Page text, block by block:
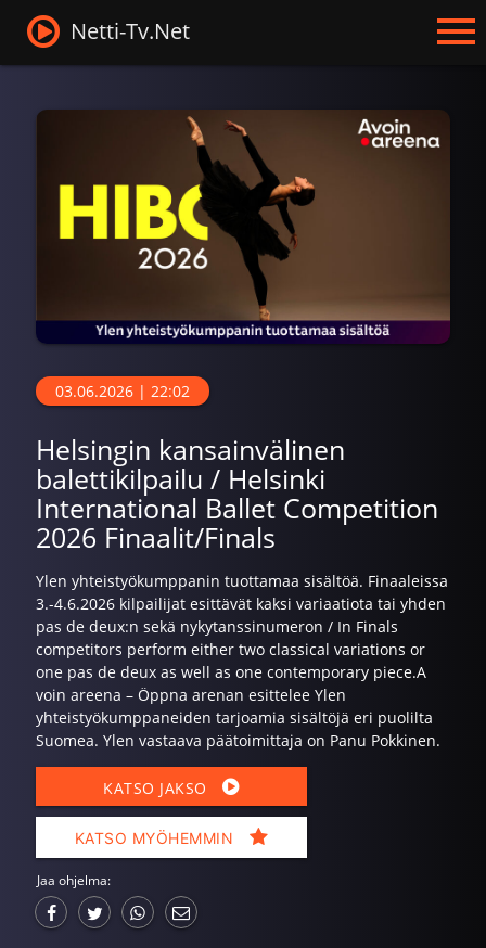
Netti-Tv.Net
03.06.2026 | 22:02
Helsingin kansainvälinen
balettikilpailu / Helsinki
International Ballet Competition
2026 Finaalit/Finals
Ylen yhteistyökumppanin tuottamaa sisältöä. Finaaleissa
3.-4.6.2026 kilpailijat esittävät kaksi variaatiota tai yhden
pas de deux:n sekä nykytanssinumeron / In Finals
competitors perform either two classical variations or
one pas de deux as well as one contemporary piece. ​A​
voin areena – ​Öppna arenan esittelee Ylen
yhteistyökumppaneiden tarjoamia sisältöjä eri puolilta
Suomea. Ylen vastaava päätoimittaja on Panu Pokkinen.
KATSO JAKSO
KATSO MYÖHEMMIN
Jaa ohjelma: